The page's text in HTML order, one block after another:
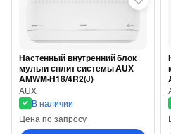
Настенный внутренний блок
мульти сплит системы AUX
AMWM-H18/4R2(J)
AUX
В наличии
Цена по запросу